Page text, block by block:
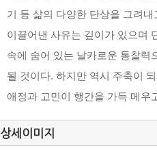
기 등 삶의 다양한 단상을 그려
이끌어낸 사유는 깊이가 있으며
속에 숨어 있는 날카로운 통찰력
될 것이다. 하지만 역시 주축이
애정과 고민이 행간을 가득 메우
상세이미지